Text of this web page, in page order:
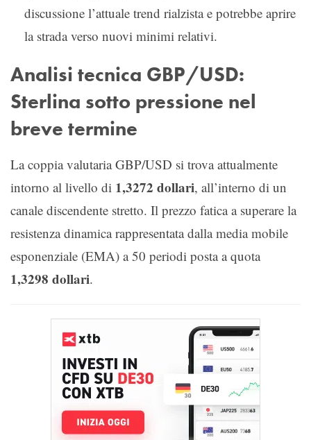
discussione l’attuale trend rialzista e potrebbe aprire
la strada verso nuovi minimi relativi.
Analisi tecnica GBP/USD:
Sterlina sotto pressione nel
breve termine
La coppia valutaria GBP/USD si trova attualmente
intorno al livello di 1,3272 dollari, all’interno di un
canale discendente stretto. Il prezzo fatica a superare la
resistenza dinamica rappresentata dalla media mobile
esponenziale (EMA) a 50 periodi posta a quota
1,3298 dollari.